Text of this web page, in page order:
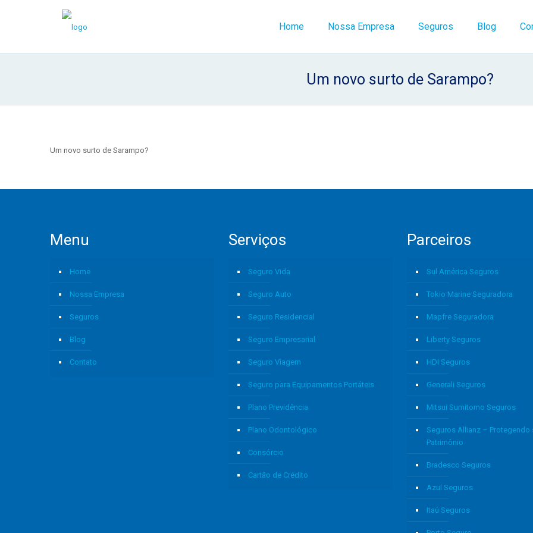
Home Nossa Empresa Seguros Blog
Um novo surto de Sarampo?
Um novo surto de Sarampo?
Menu
Home
Nossa Empresa
Seguros
Blog
Contato
Serviços
Seguro Vida
Seguro Auto
Seguro Residencial
Seguro Empresarial
Seguro Viagem
Seguro para Equipamentos Portáteis
Plano Previdência
Plano Odontológico
Consórcio
Cartão de Crédito
Parceiros
Sul América Seguros
Tokio Marine Seguradora
Mapfre Seguradora
Liberty Seguros
HDI Seguros
Generali Seguros
Mitsui Sumitomo Seguros
Seguros Allianz – Protegendo
Patrimônio
Bradesco Seguros
Azul Seguros
Itaú Seguros